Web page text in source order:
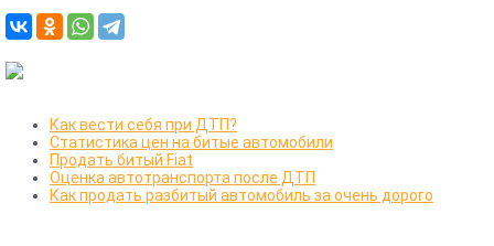
Как вести себя при ДТП?
Статистика цен на битые автомобили
Продать битый Fiat
Оценка автотранспорта после ДТП
Как продать разбитый автомобиль за очень дорого